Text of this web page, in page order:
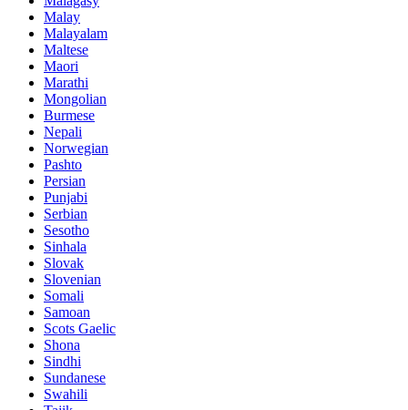
Malay
Malayalam
Maltese
Maori
Marathi
Mongolian
Burmese
Nepali
Norwegian
Pashto
Persian
Punjabi
Serbian
Sesotho
Sinhala
Slovak
Slovenian
Somali
Samoan
Scots Gaelic
Shona
Sindhi
Sundanese
Swahili